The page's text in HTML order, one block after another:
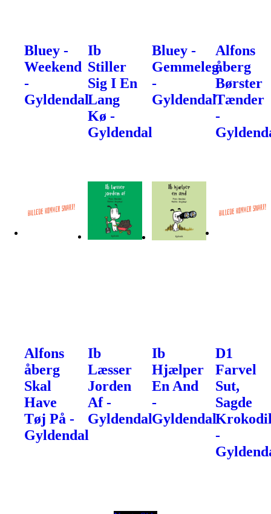
Bluey -
Weekend
-
Gyldendal
Ib
Stiller
Sig I En
Lang
Kø -
Gyldendal
Bluey -
Gemmeleg
-
Gyldendal
Alfons
åberg
Børster
Tænder
-
Alfons
åberg
Skal
Have
Tøj På -
Gyldendal
Ib
Læsser
Jorden
Af -
Gyldendal
Ib
Hjælper
En And
-
Gyldendal
D1
Farvel
Sut,
Sagde
-